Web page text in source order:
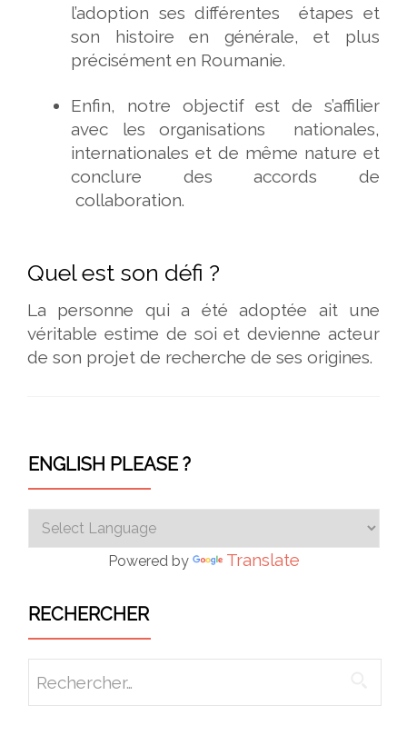
l’adoption ses différentes étapes et
son histoire en générale, et plus
précisément en Roumanie.
Enfin, notre objectif est de s’affilier
avec les organisations nationales,
internationales et de même nature et
conclure des accords de
collaboration.
Quel est son défi ?
La personne qui a été adoptée ait une
véritable estime de soi et devienne acteur
de son projet de recherche de ses origines.
ENGLISH PLEASE ?
Powered by Translate
RECHERCHER